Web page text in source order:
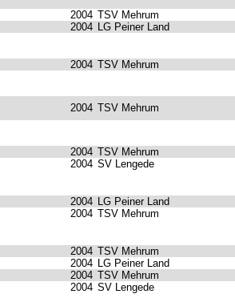
2004 TSV Mehrum
2004 LG Peiner Land
2004 TSV Mehrum
2004 TSV Mehrum
2004 TSV Mehrum
2004 SV Lengede
2004 LG Peiner Land
2004 TSV Mehrum
2004 TSV Mehrum
2004 LG Peiner Land
2004 TSV Mehrum
2004 SV Lengede